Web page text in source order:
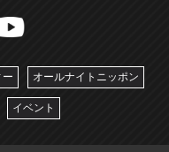
ー オールナイトニッポン
イベント